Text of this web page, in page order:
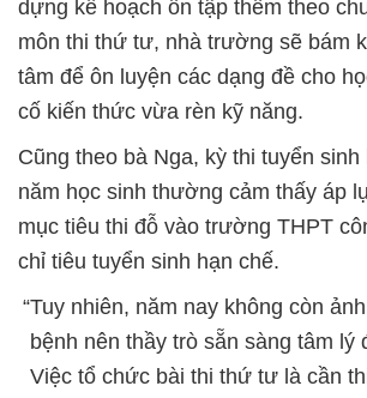
dựng kế hoạch ôn tập thêm theo
môn thi thứ tư, nhà trường sẽ bám
tâm để ôn luyện các dạng đề cho
cố kiến thức vừa rèn kỹ năng.
Cũng theo bà Nga, kỳ thi tuyển
năm học sinh thường cảm thấy áp
mục tiêu thi đỗ vào trường THPT
chỉ tiêu tuyển sinh hạn chế.
“Tuy nhiên, năm nay không còn
bệnh nên thầy trò sẵn sàng tâm lý
Việc tổ chức bài thi thứ tư là cần